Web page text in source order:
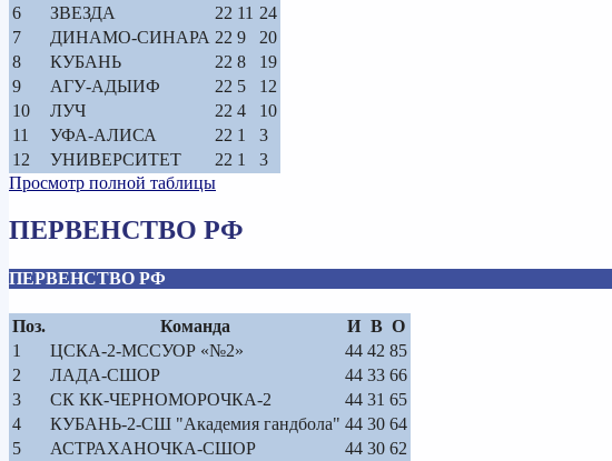
6
ЗВЕЗДА 22 11 24
7
ДИНАМО-СИНАРА 22 9
20
8
КУБАНЬ 22 8
19
9
АГУ-АДЫИФ 22 5
12
10
ЛУЧ 22 4
10
11
УФА-АЛИСА 22 1
3
12
УНИВЕРСИТЕТ 22 1
3
Просмотр полной таблицы
ПЕРВЕНСТВО РФ
ПЕРВЕНСТВО РФ
Поз. Команда И В О
1
ЦСКА-2-МССУОР «№2» 44 42 85
2
ЛАДА-СШОР 44 33 66
3
СК КК-ЧЕРНОМОРОЧКА-2 44 31 65
4
КУБАНЬ-2-СШ "Академия гандбола" 44 30 64
5
АСТРАХАНОЧКА-СШОР 44 30 62